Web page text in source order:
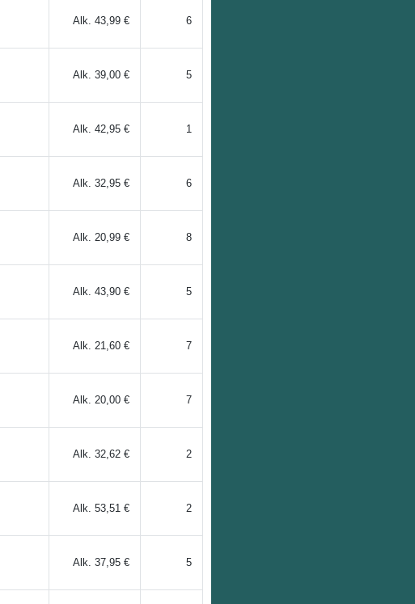
Alk. 43,99 € 6
Alk. 39,00 € 5
Alk. 42,95 € 1
Alk. 32,95 € 6
Alk. 20,99 € 8
Alk. 43,90 € 5
Alk. 21,60 € 7
Alk. 20,00 € 7
Alk. 32,62 € 2
Alk. 53,51 € 2
Alk. 37,95 € 5